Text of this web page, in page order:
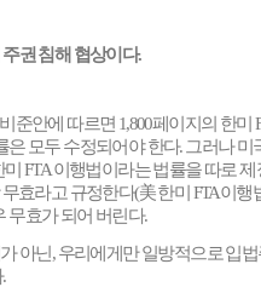
권 침해 협상이다.
비준안에 따르면 1,800페이지의 한미
은 모두 수정되어야 한다. 그러나 미
미FTA이행법이라는 법률을 따로
효라고 규정한다(美한미 FTA이행
무효가 되어 버린다.
아닌 ,우리에게만 일방적으로 입법
.